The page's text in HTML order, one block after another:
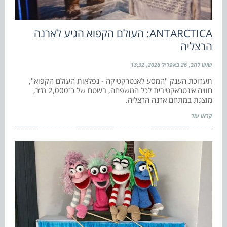
ANTARCTICA: העולם הקפוא הגיע לארנה
הרצליה
שוש להב 26 באפריל 2026 13:32
תערוכת הענק "המסע לאנטרקטיקה - נפלאות העולם הקפוא",
חוויה אינטראקטיבית לכל המשפחה, בשטח של כ־2,000 מ”ר,
מוצגת במתחם ארנה הרצליה.
קראו עוד